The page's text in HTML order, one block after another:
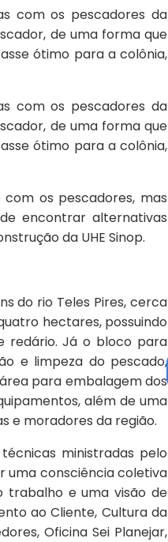
com os pescadores da
de uma forma que
ótimo para a colônia,
com os pescadores da
de uma forma que
ótimo para a colônia,
os pescadores, mas
encontrar alternativas
da UHE Sinop.
do rio Teles Pires, cerca
hectares, possuindo
redário. Já o bloco para
e limpeza do pescado,
para embalagem dos
além de uma
e moradores da região.
ministradas pelo
uma consciência coletiva
trabalho e uma visão de
ao Cliente, Cultura da
Oficina Sei Planejar,